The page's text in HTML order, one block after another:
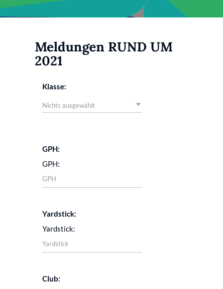
Meldungen RUND UM
2021
Klasse:
Nichts ausgewählt
GPH:
Yardstick:
Club: